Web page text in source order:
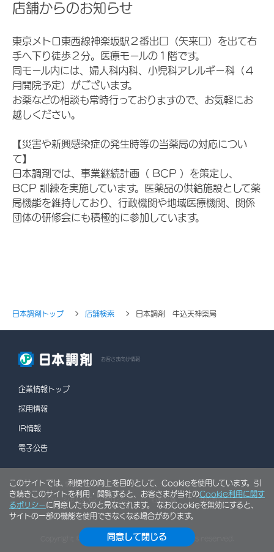
店舗からのお知らせ
東京メトロ東西線神楽坂駅２番出口（矢来口）を出て右
手へ下り徒歩２分。医療モールの１階です。
同モール内には、婦人科内科、小児科アレルギー科（４
月開院予定）がございます。
お薬などの相談も常時行っておりますので、お気軽にお
越しください。
【災害や新興感染症の発生時等の当薬局の対応につい
て】
日本調剤では、事業継続計画（ BCP ）を策定し、
BCP 訓練を実施しています。医薬品の供給施設として薬
局機能を維持しており、行政機関や地域医療機関、関係
団体の研修会にも積極的に参加しています。
日本調剤トップ 店舗検索 日本調剤 牛込天神薬局
お客さま向け情報
企業情報トップ
採用情報
IR情報
電子公告
情報セキュリティポリシー 個人情報保護方針
利用規約
サイトマップ
Copyright © NIHON CHOUZAI Co., Ltd. All rights reserved.
このサイトでは、利便性の向上を目的として、Cookieを使用しています。引
き続きこのサイトを利用・閲覧すると、お客さまが当社のCookie利用に関す
るポリシーに同意したものと見なされます。 なおCookieを無効にすると、
サイトの一部の機能を使用できなくなる場合があります。
同意して閉じる